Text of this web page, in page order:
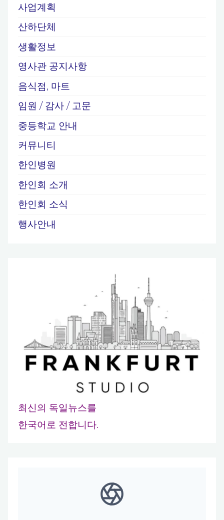
사업계획
산하단체
생활정보
영사관 공지사항
음식점, 마트
임원 / 감사 / 고문
중등학교 안내
커뮤니티
한인병원
한인회 소개
한인회 소식
행사안내
최신의 독일뉴스를
한국어로 전합니다.